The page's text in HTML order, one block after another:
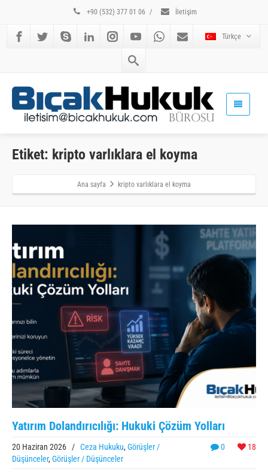
+90 (532) 377 01 06 / İletişim
Türkçe
Etiket: kripto varlıklara el koyma
Ana sayfa kripto varlıklara el koyma
Yatırım Dolandırıcılığı: Hukuki Çözüm Yolları
0 18
20 Haziran 2026 / Ceza Hukuku, Görüşler /
Düşünceler, Görüşler / Düşünceler